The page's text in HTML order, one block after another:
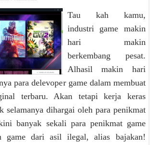
Tau kah kamu,
industri game makin
hari makin
berkembang pesat.
Alhasil makin hari
para delevoper game dalam membuat
terbaru. Akan tetapi kerja keras
selamanya dihargai oleh para penikmat
banyak sekali para penikmat game
game dari asil ilegal, alias bajakan!